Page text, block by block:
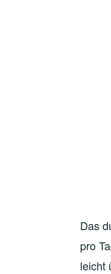
Das
pro
leicht